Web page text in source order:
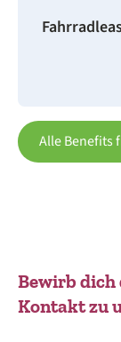
Alle Benefits
Bewirb
Kontakt zu